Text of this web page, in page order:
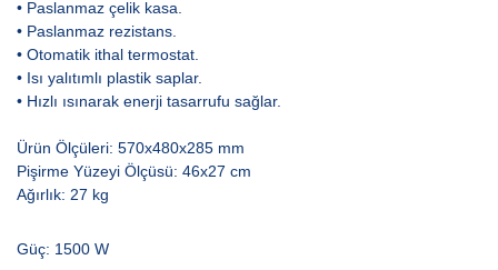
• Paslanmaz çelik kasa.
• Paslanmaz rezistans.
• Otomatik ithal termostat.
• Isı yalıtımlı plastik saplar.
• Hızlı ısınarak enerji tasarrufu sağlar.
Ürün Ölçüleri: 570x480x285 mm
Pişirme Yüzeyi Ölçüsü: 46x27 cm
Ağırlık: 27 kg
Güç: 1500 W